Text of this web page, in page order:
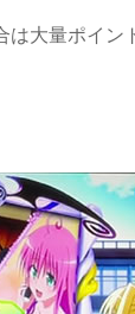
大量ポイン